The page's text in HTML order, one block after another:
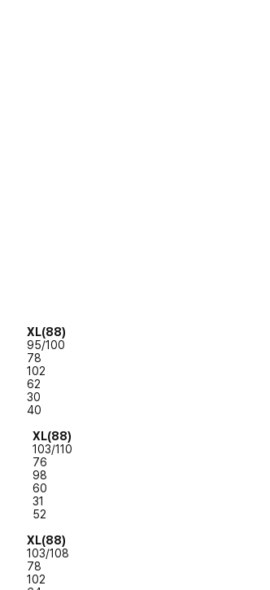
XL(88)
95/100
78
102
62
30
40
XL(88)
103/110
76
98
60
31
52
XL(88)
103/108
78
102